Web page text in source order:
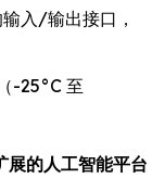
入/输出接口，
-25°C 至
的人工智能平台